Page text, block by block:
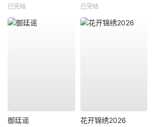
已完结 已完结
御廷谣 花开锦绣2026